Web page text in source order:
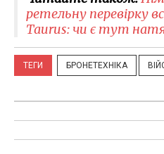
ретельну перевірку
Taurus: чи є тут
ТЕГИ БРОНЕТЕХНІКА